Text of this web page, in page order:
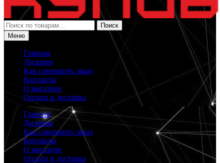
Искать:
Поиск
Меню
Главная
Дилерам
Как совершить заказ
Контакты
О магазине
Оплата и доставка
Главная
Дилерам
Как совершить заказ
Контакты
О магазине
Оплата и доставка